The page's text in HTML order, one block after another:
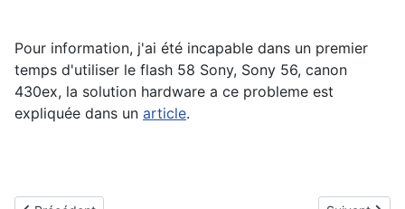
Pour information, j'ai été incapable dans un premier
temps d'utiliser le flash 58 Sony, Sony 56, canon
430ex, la solution hardware a ce probleme est
expliquée dans un article.